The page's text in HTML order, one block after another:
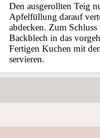
Den ausgerollten Teig
Apfelfüllung darauf
abdecken. Zum
Backblech in das
Fertigen Kuchen mit
servieren.